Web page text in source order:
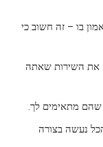
בו – זה חשוב כי
את השירות שאתה
שהם מתאימים לך.
נעשה בצורה